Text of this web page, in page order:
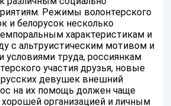
Режимы волонтерского
и белорусок несколько
характеристикам и
с альтруистическим мотивом и
условиями труда, россиянкам
участия друзья, новые
русских девушек внешний
на их помощь должен чаще
организацией и личным